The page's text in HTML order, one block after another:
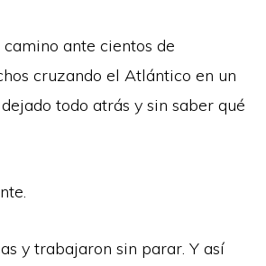
ante cientos de
cruzando el Atlántico en un
todo atrás y sin saber qué
y trabajaron sin parar. Y así